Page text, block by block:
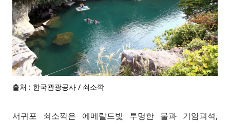
출처 : 한국관광공사 / 쇠소깍
서귀포 쇠소깍은 에메랄드빛 투명한 물과 기암괴석,